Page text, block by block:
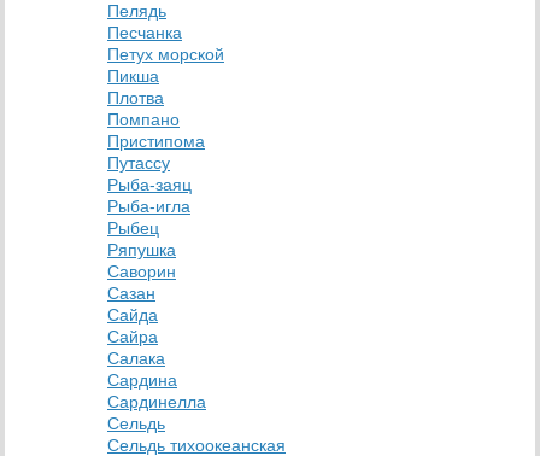
Пелядь
Песчанка
Петух морской
Пикша
Плотва
Помпано
Пристипома
Путассу
Рыба-заяц
Рыба-игла
Рыбец
Ряпушка
Саворин
Сазан
Сайда
Сайра
Салака
Сардина
Сардинелла
Сельдь
Сельдь тихоокеанская